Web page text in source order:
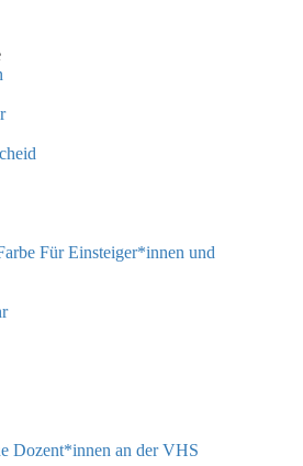
Für Einsteiger*innen und
Dozent*innen an der VHS